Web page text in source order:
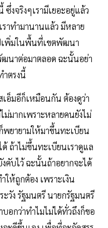
ซึ่งจริงๆเรามีเยอะอยู่แล้ว
าทำมานานแล้ว มีหลาย
พิ่มในพื้นที่เขตพัฒนา
นาต่อมาตลอด ฉะนั้นอย่า
ำตรงนี้
อ็มอีก็เหมือนกัน ต้องดูว่า
มากเพราะหลายคนยังไม่
ยายามให้มาขึ้นทะเบียน
ถ้าไม่ขึ้นทะเบียนเราดูแล
คับไว้ ฉะนั้นถ้าอยากจะได้
ห้ถูกต้อง เพราะเงิน
ะวัง รัฐมนตรี นายกรัฐมนตรี
บอกว่าทำไมไม่ได้ทั่วถึงก็ขอ